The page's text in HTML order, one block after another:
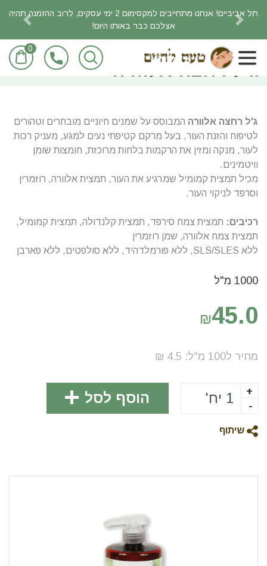
תל אביביים! אנחנו מתחייבים למקסימום 2 ימי עסקים, לרוב ההזמנה תהיה
אצלכם כבר באותו היום!
Next
0 ראשי מוצרי טיפוח
ג'ל רחצה אלוורה
ג'ל רחצה אלוורה המבוסס על שמנים חיוניים מובחרים וטהורים
לטיפוח והזנת העור, בעל מרקם קטיפתי נעים למגע, מעניק רכות
לעור, מנקה ומזין את הרקמות בלחות מרוכזת, חומצות שומן
וויטמינים.
מכיל תמצית קמומיל שמרגיע את העור, תמצית אלוורה, רוזמרין
וסרפד לניקוי העור.
רכיבים: תמצית צמח סירפד, תמצית קלנדולה, תמצית קמומיל,
תמצית צמח אלוורה, שמן רוזמרין
ללא SLS/SLES, ללא פורמלדהיד, ללא סולפטים, ללא פארבן
1000 מ"ל
₪45.0
מחיר ל100 מ"ל:
4.5
₪
+
-
הוסף לסל
שיתוף